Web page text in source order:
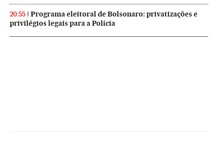
20:55
Programa eleitoral de Bolsonaro: privatizações e
privilégios legais para a Polícia